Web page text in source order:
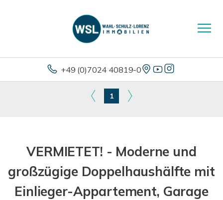
+49 (0)7024 40819-0
1
VERMIETET! - Moderne und
großzügige Doppelhaushälfte mit
Einlieger-Appartement, Garage